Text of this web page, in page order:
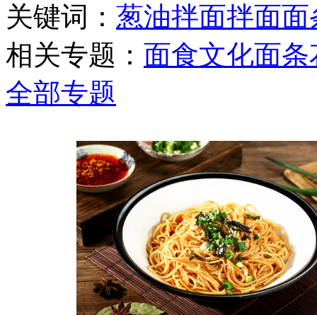
关键词： 葱油拌面拌面面
相关专题： 面食文化面条
全部专题